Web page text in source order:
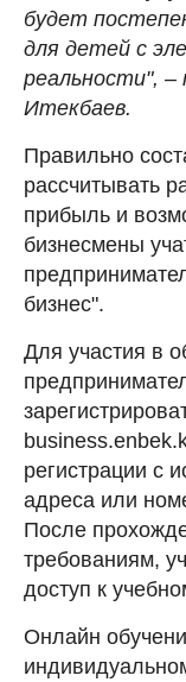
будет
для детей с
реальности",
Итекбаев.
Правильно
рассчитывать
прибыль и
бизнесмены
бизнес".
Для участия в
регистрации с
адреса или
После
требованиям,
доступ к
Онлайн